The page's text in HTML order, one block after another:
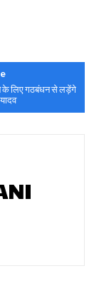
के लिए गठबंधन से लड़ेंगे